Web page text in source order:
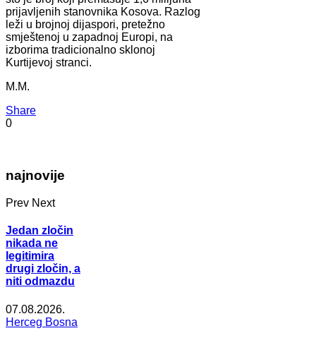
prijavljenih stanovnika Kosova. Razlog
leži u brojnoj dijaspori, pretežno
smještenoj u zapadnoj Europi, na
izborima tradicionalno sklonoj
Kurtijevoj stranci.
M.M.
Share
0
najnovije
Prev Next
Jedan zločin
nikada ne
legitimira
drugi zločin, a
niti odmazdu
07.08.2026.
Herceg Bosna